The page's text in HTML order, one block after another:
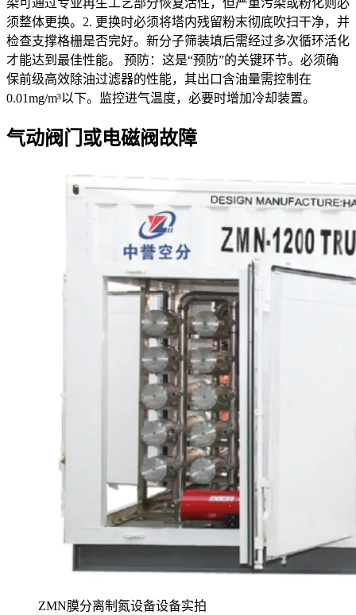
须整体更换。2. 更换时必须将塔内残留粉末彻底吹扫干净，并
检查支撑格栅是否完好。新分子筛装填后需经过多次循环活化
才能达到最佳性能。 预防：这是“预防”的关键环节。必须确
保前级高效除油过滤器的性能，其出口含油量需控制在
0.01mg/m³以下。监控进气温度，必要时增加冷却装置。
气动阀门或电磁阀故障
ZMN膜分离制氮设备设备实拍